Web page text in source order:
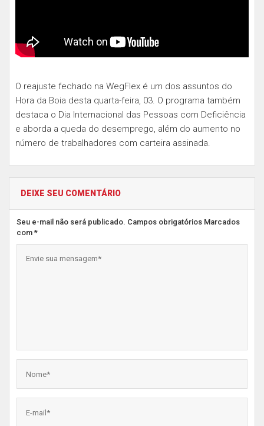
O reajuste fechado na WegFlex é um dos assuntos do
Hora da Boia desta quarta-feira, 03. O programa também
destaca o Dia Internacional das Pessoas com Deficiência
e aborda a queda do desemprego, além do aumento no
número de trabalhadores com carteira assinada.
DEIXE SEU COMENTÁRIO
Seu e-mail não será publicado. Campos obrigatórios Marcados
com *